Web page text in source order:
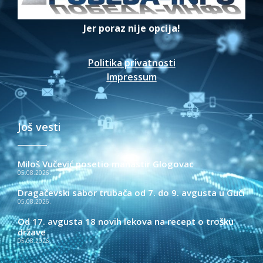
Jer poraz nije opcija!
Politika privatnosti
Impressum
Još vesti
Miloš Vučević posetio manastir Glogovac
05.08.2026.
Dragačevski sabor trubača od 7. do 9. avgusta u Guči
05.08.2026.
Od 17. avgusta 18 novih lekova na recept o trošku
države
05.08.2026.